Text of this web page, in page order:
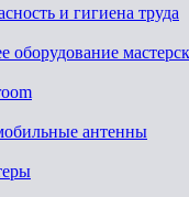
и гигиена труда
оборудование
антенны